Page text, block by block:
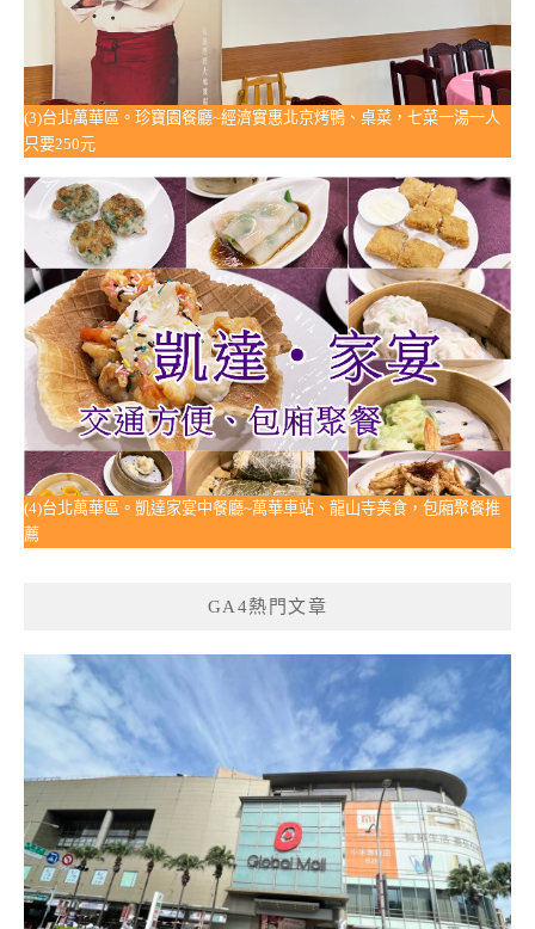
(3)台北萬華區。珍寶園餐廳~經濟實惠北京烤鴨、桌菜，七菜一湯一人
只要250元
(4)台北萬華區。凱達家宴中餐廳~萬華車站、龍山寺美食，包廂聚餐推
薦
GA4熱門文章